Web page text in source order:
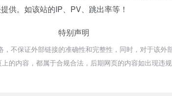
供。如该站的IP、PV、跳出率等！
特别声明
不保证外部链接的准确性和完整性，同时，对于该外
的内容，都属于合规合法，后期网页的内容如出现违